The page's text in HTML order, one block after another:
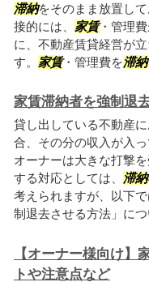
滞納をそのまま放置し
接的には、 家賃・管理
に、不動産賃貸経営が
す。 家賃・管理費を滞納
家賃滞納者を強制退
貸し出している不動産に
合、その分の収入が入
オーナーは大きな打撃を
する対応としては、 滞納
考えられますが、以下
制退去させる方法」に
【オーナー様向け】
トや注意点など